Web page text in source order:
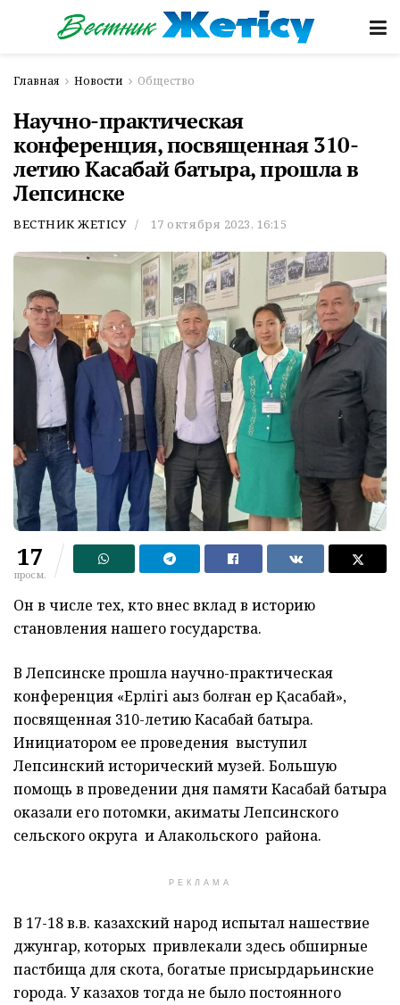
Главная Новости Общество
Научно-практическая
конференция, посвященная 310-
летию Касабай батыра, прошла в
Лепсинске
ВЕСТНИК ЖЕТІСУ 17 октября 2023, 16:15
17
просм.
Он в числе тех, кто внес вклад в историю
становления нашего государства.
В Лепсинске прошла научно-практическая
конференция «Ерлігі аңыз болған ер Қасабай»,
посвященная 310-летию Касабай батыра.
Инициатором ее проведения выступил
Лепсинский исторический музей. Большую
помощь в проведении дня памяти Касабай батыра
оказали его потомки, акиматы Лепсинского
сельского округа и Алакольского района.
РЕКЛАМА
В 17-18 в.в. казахский народ испытал нашествие
джунгар, которых привлекали здесь обширные
пастбища для скота, богатые присырдарьинские
города. У казахов тогда не было постоянного